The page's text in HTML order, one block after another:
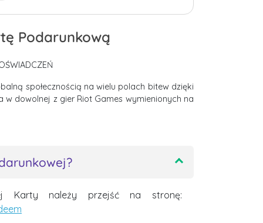
Podarunkową
społecznością na wielu polach bitew dzięki
w dowolnej z gier Riot Games wymienionych na
Karty należy przejść na stronę: